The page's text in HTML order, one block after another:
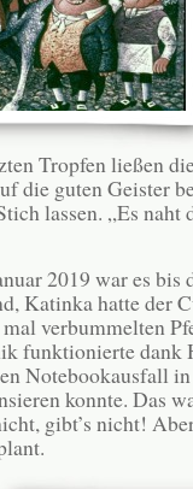
Tropfen ließen
die guten Geister
lassen. „Es naht
2019 war es bis
Katinka hatte der
verbummelten
funktionierte dank
Notebookausfall
konnte. Das
gibt’s nicht!